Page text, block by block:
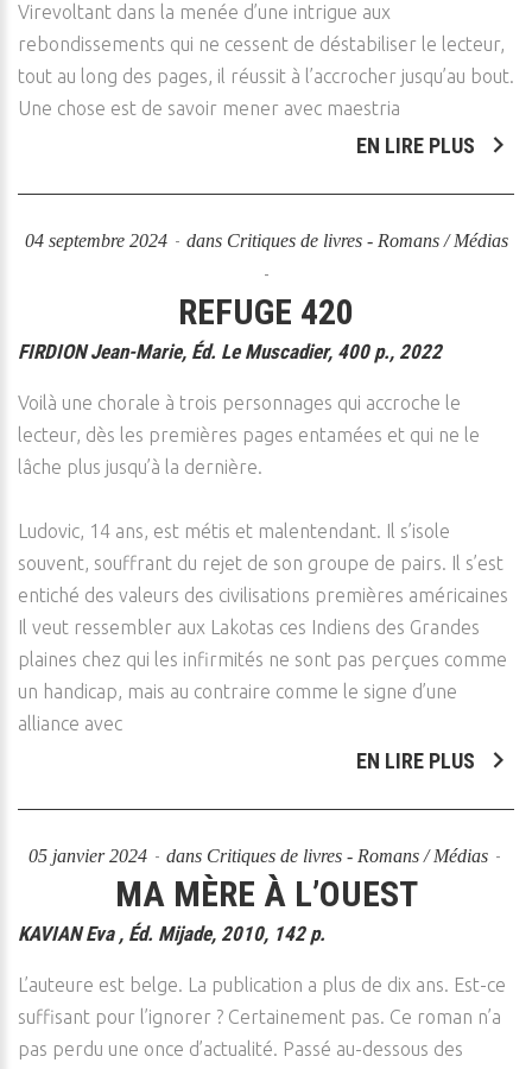
Virevoltant dans la menée d’une intrigue aux
rebondissements qui ne cessent de déstabiliser le lecteur,
tout au long des pages, il réussit à l’accrocher jusqu’au bout.
Une chose est de savoir mener avec maestria
EN LIRE PLUS
04 septembre 2024 dans Critiques de livres - Romans / Médias
REFUGE 420
FIRDION Jean-Marie, Éd. Le Muscadier, 400 p., 2022
Voilà une chorale à trois personnages qui accroche le
lecteur, dès les premières pages entamées et qui ne le
lâche plus jusqu’à la dernière.
Ludovic, 14 ans, est métis et malentendant. Il s’isole
souvent, souffrant du rejet de son groupe de pairs. Il s’est
entiché des valeurs des civilisations premières américaines
Il veut ressembler aux Lakotas ces Indiens des Grandes
plaines chez qui les infirmités ne sont pas perçues comme
un handicap, mais au contraire comme le signe d’une
alliance avec
EN LIRE PLUS
05 janvier 2024 dans Critiques de livres - Romans / Médias
MA MÈRE À L’OUEST
KAVIAN Eva , Éd. Mijade, 2010, 142 p.
L’auteure est belge. La publication a plus de dix ans. Est-ce
suffisant pour l’ignorer ? Certainement pas. Ce roman n’a
pas perdu une once d’actualité. Passé au-dessous des